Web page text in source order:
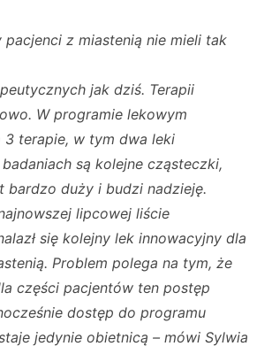
pacjenci z miastenią nie mieli tak
jak dziś. Terapii
W programie lekowym
3 terapie, w tym dwa leki
są kolejne cząsteczki,
bardzo duży i budzi nadzieję.
lipcowej liście
się kolejny lek innowacyjny dla
Problem polega na tym, że
części pacjentów ten postęp
dostęp do programu
jedynie obietnicą – mówi Sylwia